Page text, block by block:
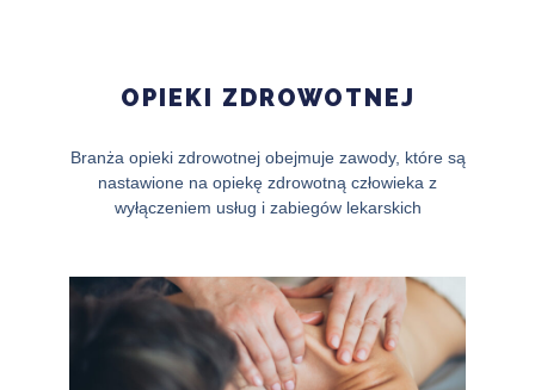
OPIEKI ZDROWOTNEJ
Branża opieki zdrowotnej obejmuje zawody, które są
nastawione na opiekę zdrowotną człowieka z
wyłączeniem usług i zabiegów lekarskich